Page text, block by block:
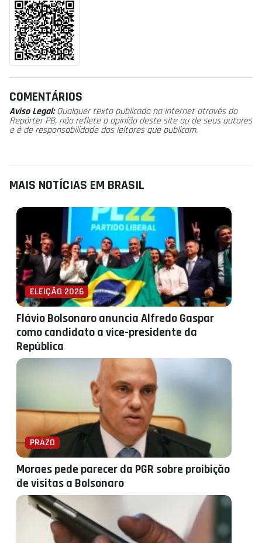
COMENTÁRIOS
Aviso Legal:Qualquer texto publicado na internet através do
Repórter PB, não reflete a opinião deste site ou de seus autores
e é de responsabilidade dos leitores que publicam.
MAIS NOTÍCIAS EM BRASIL
ELEIÇÃO 2026
Flávio Bolsonaro anuncia Alfredo Gaspar
como candidato a vice-presidente da
República
PRAZO
Moraes pede parecer da PGR sobre proibição
de visitas a Bolsonaro